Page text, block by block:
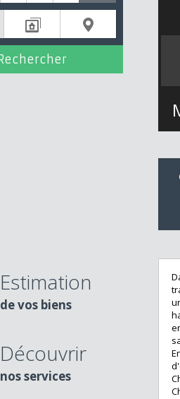
Estimation
de vos biens
Découvrir
nos services